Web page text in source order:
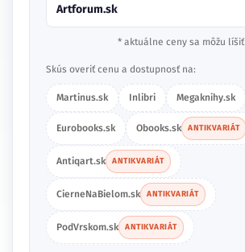
Artforum.sk
* aktuálne ceny sa môžu líšiť
Skús overiť cenu a dostupnosť na:
Martinus.sk Inlibri Megaknihy.sk
Eurobooks.sk Obooks.sk ANTIKVARIÁT
Antiqart.sk ANTIKVARIÁT
CierneNaBielom.sk ANTIKVARIÁT
PodVrskom.sk ANTIKVARIÁT